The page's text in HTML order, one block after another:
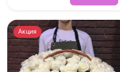
Акция